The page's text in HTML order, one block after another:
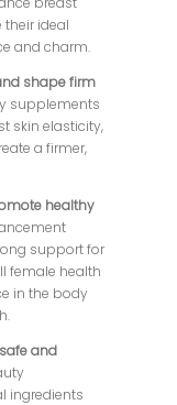
ideal
and charm.
shape firm
supplements
skin elasticity,
a firmer,
healthy
support for
female health
in the body
and
ingredients